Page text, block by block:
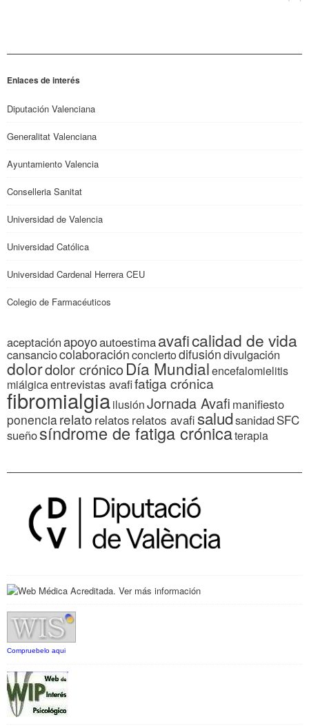
Enlaces de interés
Diputación Valenciana
Generalitat Valenciana
Ayuntamiento Valencia
Conselleria Sanitat
Universidad de Valencia
Universidad Católica
Universidad Cardenal Herrera CEU
Colegio de Farmacéuticos
aceptaciónapoyoautoestimaavaficalidad de vida
cansanciocolaboraciónconciertodifusióndivulgación
dolordolor crónicoDía Mundialencefalomielitis
miálgicaentrevistas avafifatiga crónica
fibromialgiailusiónJornada Avafi manifiesto
ponenciarelato relatos relatos avafisaludsanidadSFC
sueñosíndrome de fatiga crónicaterapia
Compruebelo aqui